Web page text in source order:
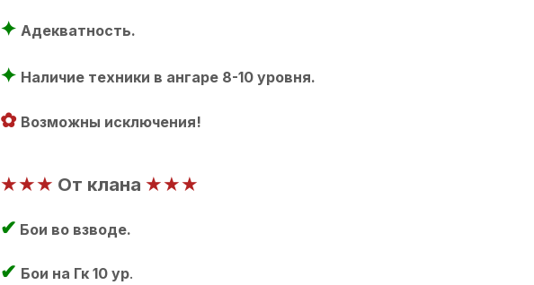
✦ Адекватность.
✦ Наличие техники в ангаре 8-10 уровня.
✿ Возможны исключения!
★★★ От клана ★★★
✔ Бои во взводе.
✔ Бои на Гк 10 ур.